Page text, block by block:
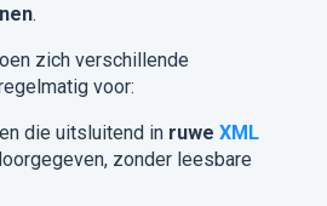
.
zich verschillende
voor:
die uitsluitend in ruwe XML
zonder leesbare